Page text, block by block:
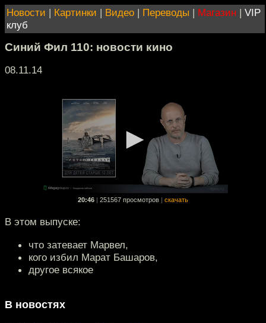
Новости | Картинки | Видео | Переводы | Магазин | VIP
клуб
Синий Фил 110: новости кино
08.11.14
20:46 251567 просмотров скачать
В этом выпуске:
что затевает Марвел,
кого избил Марат Башаров,
другое всякое
В новостях